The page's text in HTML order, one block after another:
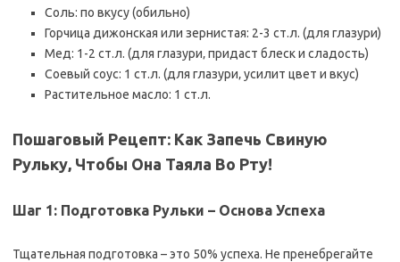
Соль: по вкусу (обильно)
Горчица дижонская или зернистая: 2-3 ст.л. (для глазури)
Мед: 1-2 ст.л. (для глазури‚ придаст блеск и сладость)
Соевый соус: 1 ст.л. (для глазури‚ усилит цвет и вкус)
Растительное масло: 1 ст.л.
Пошаговый Рецепт: Как Запечь Свиную
Рульку‚ Чтобы Она Таяла Во Рту!
Шаг 1: Подготовка Рульки – Основа Успеха
Тщательная подготовка – это 50% успеха. Не пренебрегайте